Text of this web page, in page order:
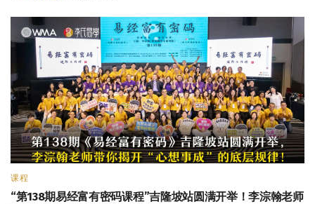
课程
“第138期易经富有密码课程”吉隆坡站圆满开举！李淙翰老师